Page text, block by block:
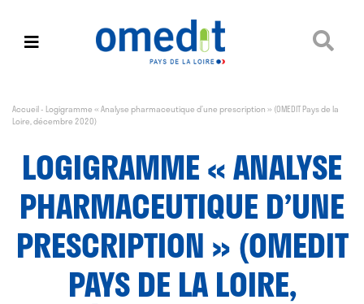
Accueil- Logigramme « Analyse pharmaceutique d’une prescription » (OMEDIT Pays de la
Loire, décembre 2020)
LOGIGRAMME « ANALYSE
PHARMACEUTIQUE D’UNE
PRESCRIPTION » (OMEDIT
PAYS DE LA LOIRE,